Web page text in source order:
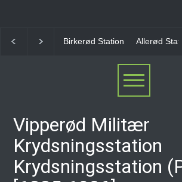
Birkerød Station Allerød
Vipperød Militær
Krydsningsstation
Krydsningsstation